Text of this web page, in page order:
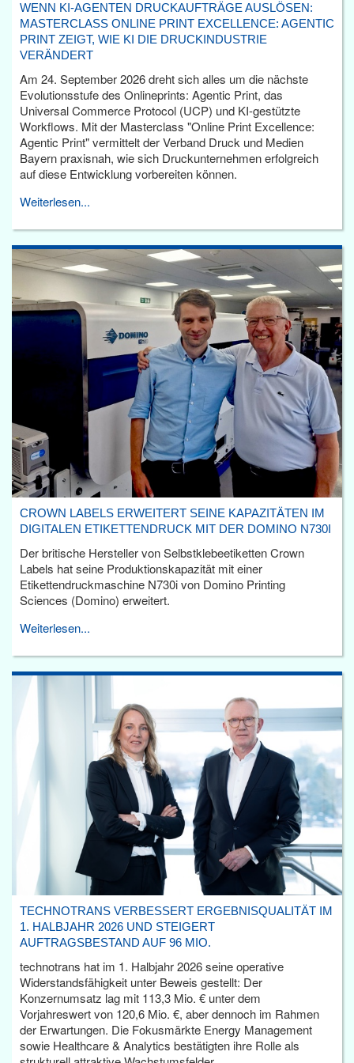
WENN KI-AGENTEN DRUCKAUFTRÄGE AUSLÖSEN:
MASTERCLASS ONLINE PRINT EXCELLENCE: AGENTIC
PRINT ZEIGT, WIE KI DIE DRUCKINDUSTRIE
VERÄNDERT
Am 24. September 2026 dreht sich alles um die nächste
Evolutionsstufe des Onlineprints: Agentic Print, das
Universal Commerce Protocol (UCP) und KI-gestützte
Workflows. Mit der Masterclass "Online Print Excellence:
Agentic Print" vermittelt der Verband Druck und Medien
Bayern praxisnah, wie sich Druckunternehmen erfolgreich
auf diese Entwicklung vorbereiten können.
Weiterlesen...
CROWN LABELS ERWEITERT SEINE KAPAZITÄTEN IM
DIGITALEN ETIKETTENDRUCK MIT DER DOMINO N730I
Der britische Hersteller von Selbstklebeetiketten Crown
Labels hat seine Produktionskapazität mit einer
Etikettendruckmaschine N730i von Domino Printing
Sciences (Domino) erweitert.
Weiterlesen...
TECHNOTRANS VERBESSERT ERGEBNISQUALITÄT IM
1. HALBJAHR 2026 UND STEIGERT
AUFTRAGSBESTAND AUF 96 MIO.
technotrans hat im 1. Halbjahr 2026 seine operative
Widerstandsfähigkeit unter Beweis gestellt: Der
Konzernumsatz lag mit 113,3 Mio. € unter dem
Vorjahreswert von 120,6 Mio. €, aber dennoch im Rahmen
der Erwartungen. Die Fokusmärkte Energy Management
sowie Healthcare & Analytics bestätigten ihre Rolle als